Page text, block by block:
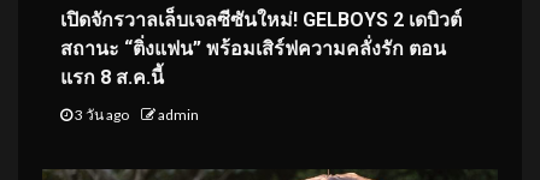
เปิดจักรวาลเล็บเจลซีซันใหม่! GELBOYS 2 เดบิวต์
สถานะ “ติ่งแฟน” พร้อมเสิร์ฟความคลั่งรัก ตอน
แรก 8 ส.ค.นี้
3 วัน ago admin